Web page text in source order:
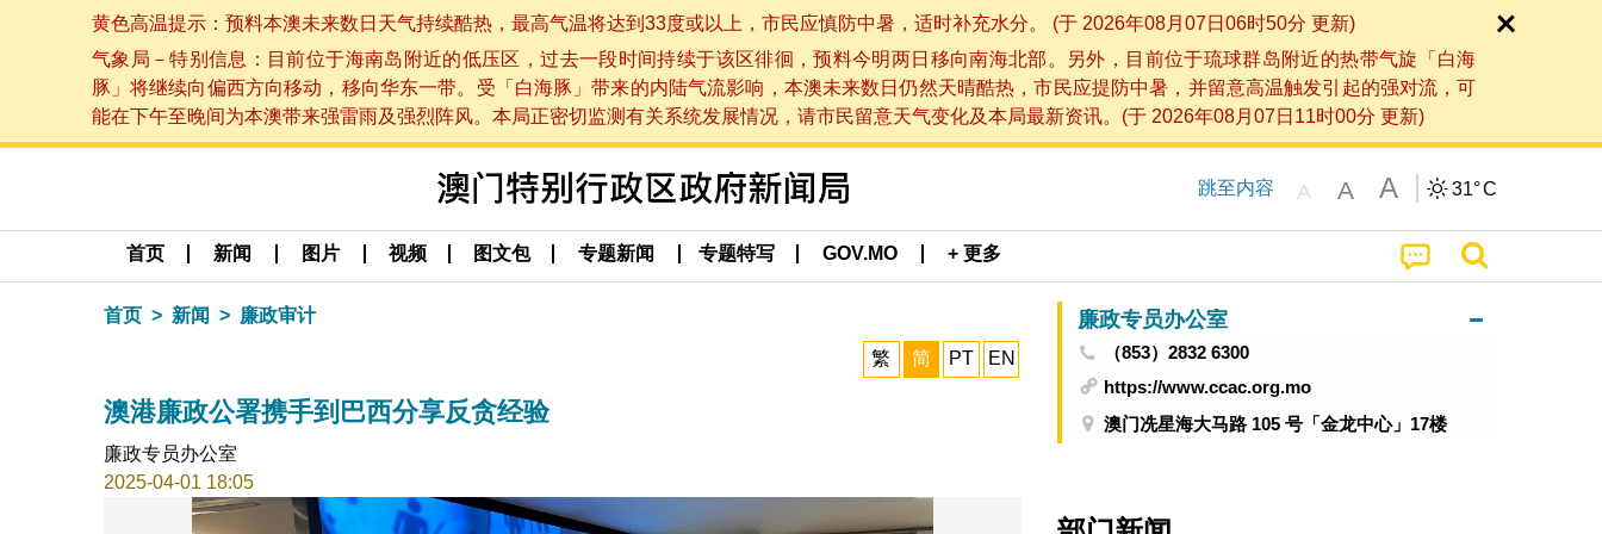
黄色高温提示：预料本澳未来数日天气持续酷热，最高气温将达到33度或以上，市民应慎防中暑，适时补充水分。 (于 2026年08月07日06时50分 更新)
气象局－特别信息：目前位于海南岛附近的低压区，过去一段时间持续于该区徘徊，预料今明两日移向南海北部。另外，目前位于琉球群岛附近的热带气旋「白海
豚」将继续向偏西方向移动，移向华东一带。受「白海豚」带来的内陆气流影响，本澳未来数日仍然天晴酷热，市民应提防中暑，并留意高温触发引起的强对流，可
能在下午至晚间为本澳带来强雷雨及强烈阵风。本局正密切监测有关系统发展情况，请市民留意天气变化及本局最新资讯。(于 2026年08月07日11时00分 更新)
跳至内容 A A A 31°C
首页 新闻 图片 视频 图文包 专题新闻 专题特写 GOV.MO + 更多
首页 新闻 廉政审计
繁 简 PT EN
澳港廉政公署携手到巴西分享反贪经验
廉政专员办公室
2025-04-01 18:05
廉政专员办公室
（853）2832 6300
https://www.ccac.org.mo
澳门冼星海大马路 105 号「金龙中心」17楼